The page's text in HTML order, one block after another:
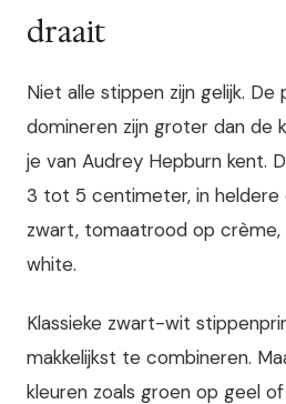
draait
Niet alle stippen zijn gelijk. De
domineren zijn groter dan de
je van Audrey Hepburn kent.
3 tot 5 centimeter, in
zwart, tomaatrood op
white.
Klassieke zwart-wit
makkelijkst te combineren.
kleuren zoals groen op geel